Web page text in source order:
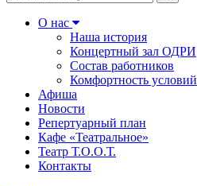
О нас
Наша история
Концертный зал ОДРИ
Состав работников
Комфортность условий
Афиша
Новости
Репертуарный план
Кафе «Театральное»
Театр Т.О.О.Т.
Контакты